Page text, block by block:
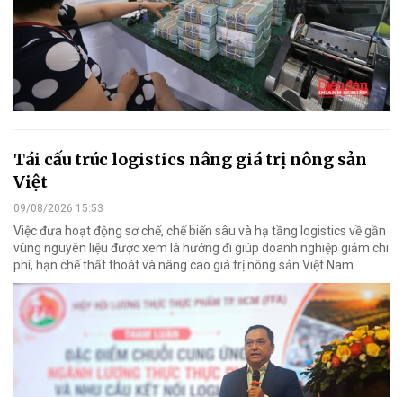
Tái cấu trúc logistics nâng giá trị nông sản
Việt
09/08/2026 15:53
Việc đưa hoạt động sơ chế, chế biến sâu và hạ tầng logistics về gần
vùng nguyên liệu được xem là hướng đi giúp doanh nghiệp giảm chi
phí, hạn chế thất thoát và nâng cao giá trị nông sản Việt Nam.